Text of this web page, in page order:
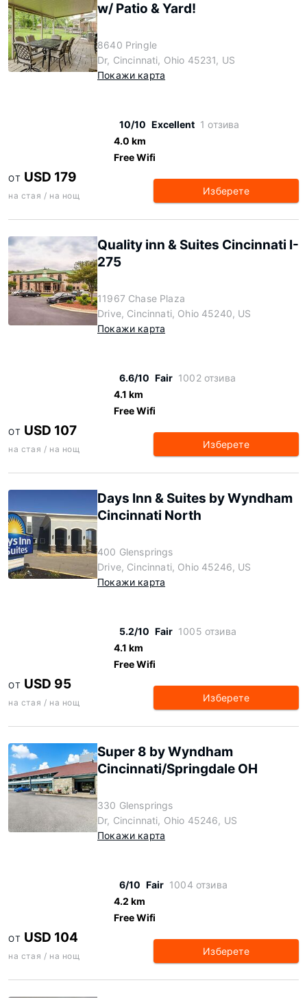
w/ Patio & Yard!
8640 Pringle
Dr, Cincinnati, Ohio 45231, US
Покажи карта
10/10 Excellent 1 отзива
4.0 km
Free Wifi
ОТ USD 179
на стая / на нощ Изберете
Quality inn & Suites Cincinnati I-
275
11967 Chase Plaza
Drive, Cincinnati, Ohio 45240, US
Покажи карта
6.6/10 Fair 1002 отзива
4.1 km
Free Wifi
ОТ USD 107
на стая / на нощ Изберете
Days Inn & Suites by Wyndham
Cincinnati North
400 Glensprings
Drive, Cincinnati, Ohio 45246, US
Покажи карта
5.2/10 Fair 1005 отзива
4.1 km
Free Wifi
ОТ USD 95
на стая / на нощ Изберете
Super 8 by Wyndham
Cincinnati/Springdale OH
330 Glensprings
Dr, Cincinnati, Ohio 45246, US
Покажи карта
6/10 Fair 1004 отзива
4.2 km
Free Wifi
ОТ USD 104
на стая / на нощ Изберете